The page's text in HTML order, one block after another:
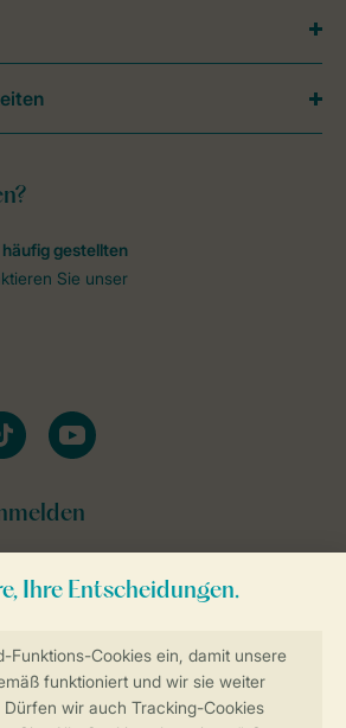
zur Online-Buchung
häufig gestellten
Sie unser
youtube